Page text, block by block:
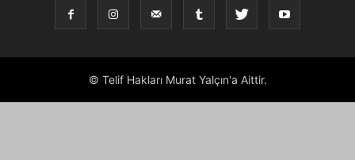
© Telif Hakları Murat Yalçın'a Aittir.